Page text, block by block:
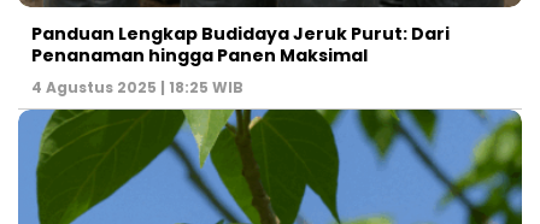
Panduan Lengkap Budidaya Jeruk Purut: Dari
Penanaman hingga Panen Maksimal
4 Agustus 2025 | 18:25 WIB